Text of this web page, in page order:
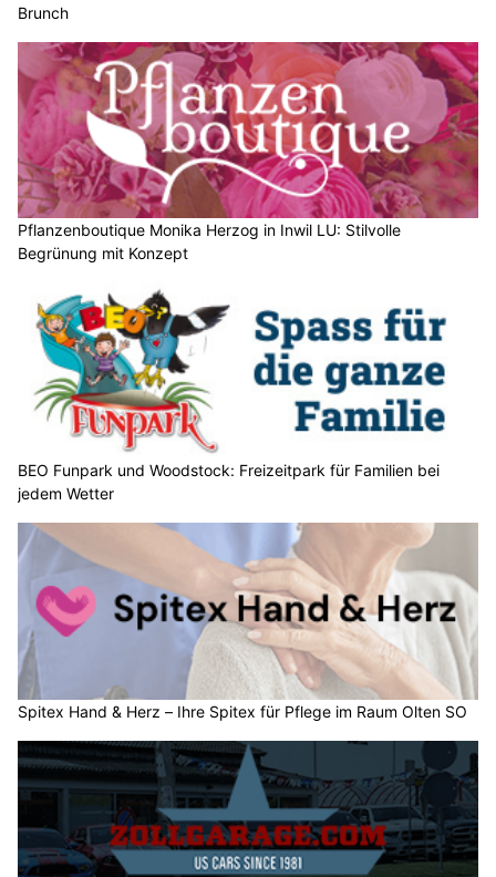
Brunch
Pflanzenboutique Monika Herzog in Inwil LU: Stilvolle
Begrünung mit Konzept
BEO Funpark und Woodstock: Freizeitpark für Familien bei
jedem Wetter
Spitex Hand & Herz – Ihre Spitex für Pflege im Raum Olten SO